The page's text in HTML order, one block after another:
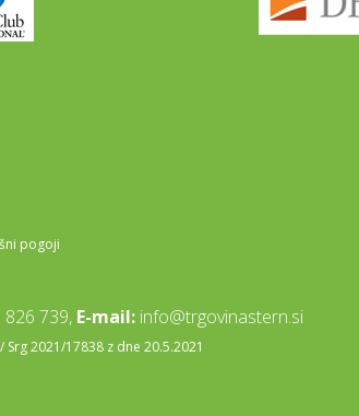
pogoji
739, E-mail: info@trgovinastern.si
2021/17838 z dne 20.5.2021